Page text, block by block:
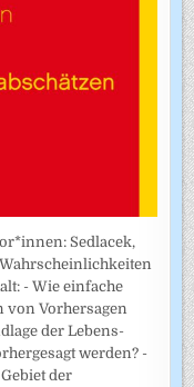
Sedlacek,
- Wie einfache
von Vorhersagen
der Lebens­
werden? -
der